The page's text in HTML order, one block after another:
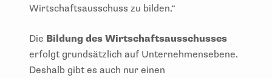
Wirtschaftsausschuss zu bilden.“
Die Bildung des Wirtschaftsausschusses
erfolgt grundsätzlich auf Unternehmensebene.
Deshalb gibt es auch nur einen